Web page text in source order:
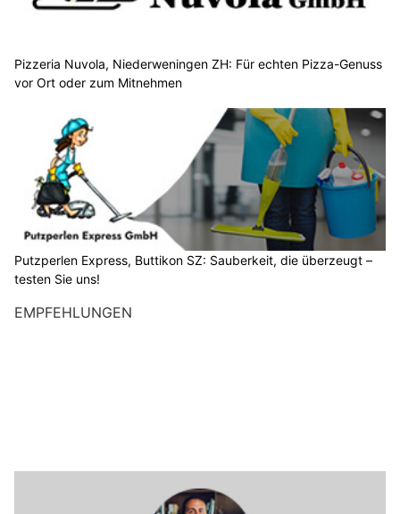
Pizzeria Nuvola, Niederweningen ZH: Für echten Pizza-Genuss
vor Ort oder zum Mitnehmen
Putzperlen Express, Buttikon SZ: Sauberkeit, die überzeugt –
testen Sie uns!
EMPFEHLUNGEN